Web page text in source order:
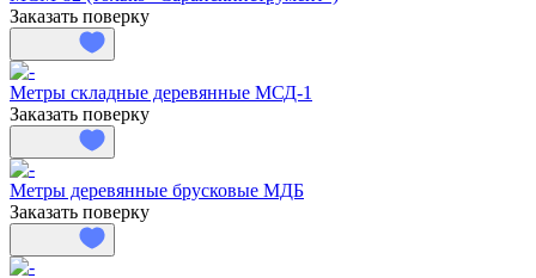
Заказать поверку
Метры складные деревянные МСД-1
Заказать поверку
Метры деревянные брусковые МДБ
Заказать поверку